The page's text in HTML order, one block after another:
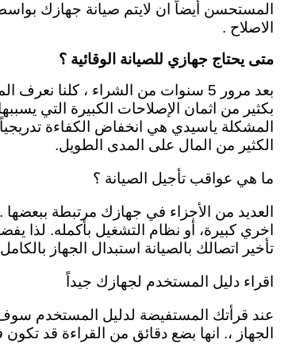
المستحسن أيضاً ان لايتم صيانة جهازك
الاصلاح .
متى يحتاج جهازي للصيانة الوقائية ؟
بعد مرور 5 سنوات من الشراء ،
بكثير من اثمان الإصلاحات الكبيرة التي
المشكلة ياسيدي هي انخفاض الكفاءة
الكثير من المال على المدى الطويل.
ما هي عواقب تأجيل الصيانة ؟
العديد من الأجزاء في جهازك مرتبطة
اخري كبيرة، أو نظام التشغيل بأكمله.
تأخير اتصالك بالصيانة استبدال الجهاز
اقراء دليل المستخدم لجهازك جيداً
عند قرأتك المستفيضة لدليل المستخدم سوف
الجهاز ،. انها بضع دقائق من القراءة قد